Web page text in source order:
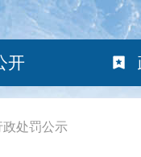
开
政处罚公示